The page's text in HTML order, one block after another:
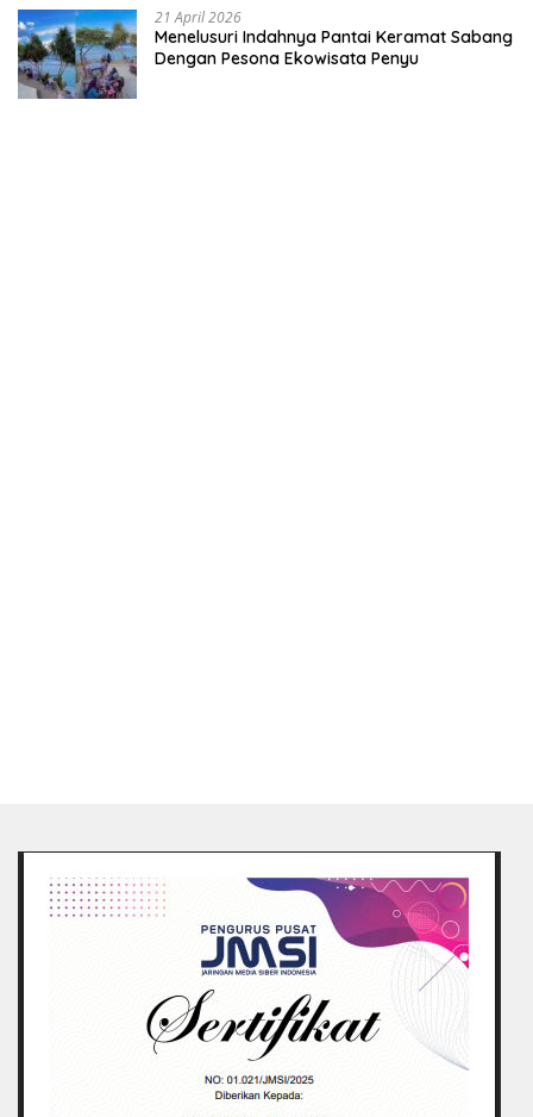
21 April 2026
Menelusuri Indahnya Pantai Keramat Sabang
Dengan Pesona Ekowisata Penyu